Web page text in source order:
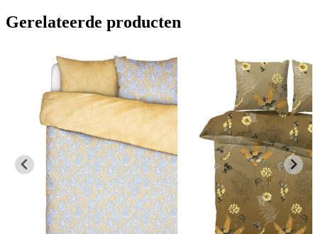
Gerelateerde producten